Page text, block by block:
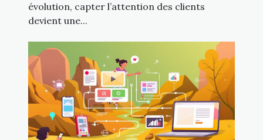
évolution, capter l’attention des clients
devient une...